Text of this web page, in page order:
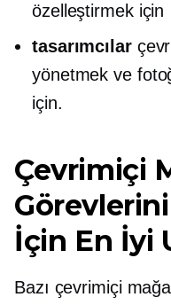
özelleştirmek için
tasarımcılar
yönetmek ve
için.
Çevrimiçi
İçin En İyi
Bazı çevrimiçi